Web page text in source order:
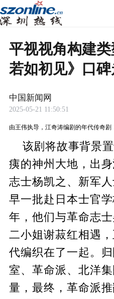
平视视角构建
若如初见》口
中国新闻网
2025-05-21 11:50:51
由王伟执导，江奇涛编剧的年代传奇剧
该剧将故事背景
痍的神州大地，出
志士杨凯之、新军
早一批赴日本士官
年，他们与革命志
二小姐谢菽红相遇
代编织在了一起。
室、革命派、北洋
量，最终，革命派